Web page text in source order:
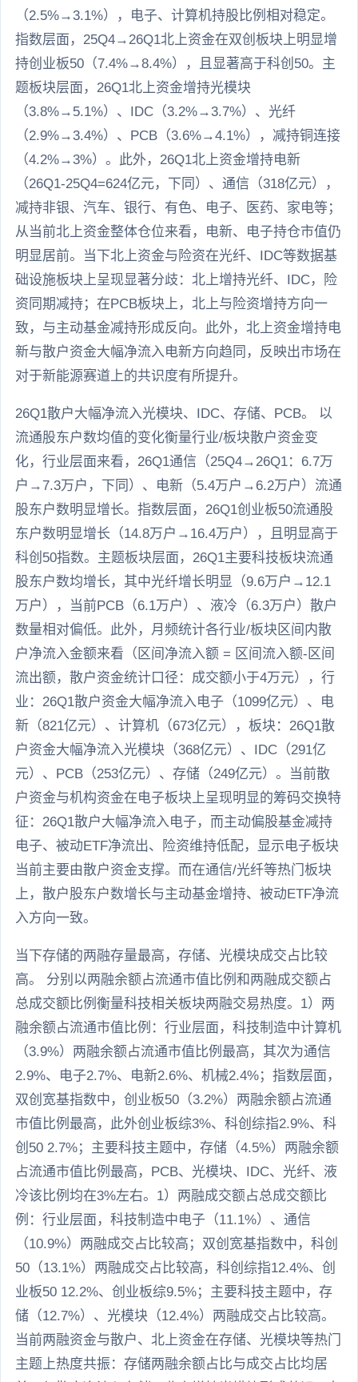
（2.5%→3.1%），电子、计算机持股比例相对稳定。
指数层面，25Q4→26Q1北上资金在双创板块上明显增
持创业板50（7.4%→8.4%），且显著高于科创50。主
题板块层面，26Q1北上资金增持光模块
（3.8%→5.1%）、IDC（3.2%→3.7%）、光纤
（2.9%→3.4%）、PCB（3.6%→4.1%），减持铜连接
（4.2%→3%）。此外，26Q1北上资金增持电新
（26Q1-25Q4=624亿元，下同）、通信（318亿元），
减持非银、汽车、银行、有色、电子、医药、家电等；
从当前北上资金整体仓位来看，电新、电子持仓市值仍
明显居前。当下北上资金与险资在光纤、IDC等数据基
础设施板块上呈现显著分歧：北上增持光纤、IDC，险
资同期减持；在PCB板块上，北上与险资增持方向一
致，与主动基金减持形成反向。此外，北上资金增持电
新与散户资金大幅净流入电新方向趋同，反映出市场在
对于新能源赛道上的共识度有所提升。
26Q1散户大幅净流入光模块、IDC、存储、PCB。 以
流通股东户数均值的变化衡量行业/板块散户资金变
化，行业层面来看，26Q1通信（25Q4→26Q1：6.7万
户→7.3万户，下同）、电新（5.4万户→6.2万户）流通
股东户数明显增长。指数层面，26Q1创业板50流通股
东户数明显增长（14.8万户→16.4万户），且明显高于
科创50指数。主题板块层面，26Q1主要科技板块流通
股东户数均增长，其中光纤增长明显（9.6万户→12.1
万户），当前PCB（6.1万户）、液冷（6.3万户）散户
数量相对偏低。此外，月频统计各行业/板块区间内散
户净流入金额来看（区间净流入额 = 区间流入额-区间
流出额，散户资金统计口径：成交额小于4万元），行
业：26Q1散户资金大幅净流入电子（1099亿元）、电
新（821亿元）、计算机（673亿元），板块：26Q1散
户资金大幅净流入光模块（368亿元）、IDC（291亿
元）、PCB（253亿元）、存储（249亿元）。当前散
户资金与机构资金在电子板块上呈现明显的筹码交换特
征：26Q1散户大幅净流入电子，而主动偏股基金减持
电子、被动ETF净流出、险资维持低配，显示电子板块
当前主要由散户资金支撑。而在通信/光纤等热门板块
上，散户股东户数增长与主动基金增持、被动ETF净流
入方向一致。
当下存储的两融存量最高，存储、光模块成交占比较
高。 分别以两融余额占流通市值比例和两融成交额占
总成交额比例衡量科技相关板块两融交易热度。1）两
融余额占流通市值比例：行业层面，科技制造中计算机
（3.9%）两融余额占流通市值比例最高，其次为通信
2.9%、电子2.7%、电新2.6%、机械2.4%；指数层面，
双创宽基指数中，创业板50（3.2%）两融余额占流通
市值比例最高，此外创业板综3%、科创综指2.9%、科
创50 2.7%；主要科技主题中，存储（4.5%）两融余额
占流通市值比例最高，PCB、光模块、IDC、光纤、液
冷该比例均在3%左右。1）两融成交额占总成交额比
例：行业层面，科技制造中电子（11.1%）、通信
（10.9%）两融成交占比较高；双创宽基指数中，科创
50（13.1%）两融成交占比较高，科创综指12.4%、创
业板50 12.2%、创业板综9.5%；主要科技主题中，存
储（12.7%）、光模块（12.4%）两融成交占比较高。
当前两融资金与散户、北上资金在存储、光模块等热门
主题上热度共振：存储两融余额占比与成交占比均居